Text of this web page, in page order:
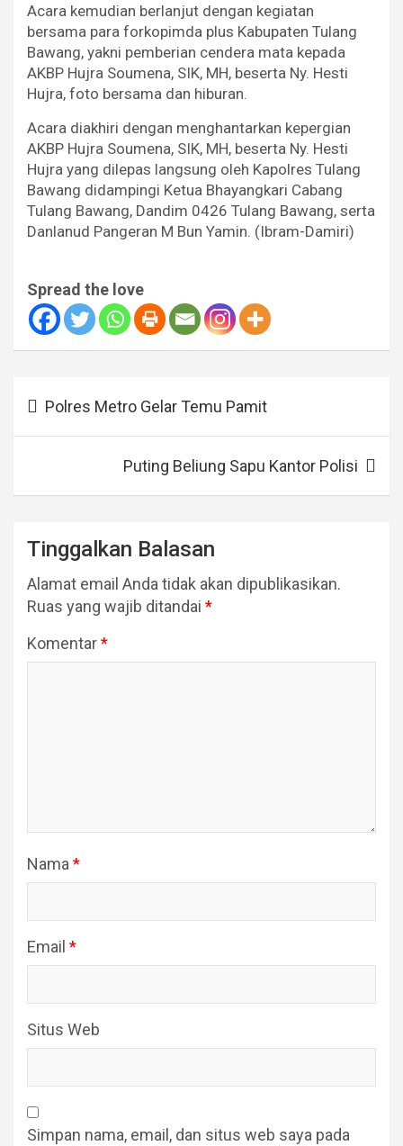
Acara kemudian berlanjut dengan kegiatan
bersama para forkopimda plus Kabupaten Tulang
Bawang, yakni pemberian cendera mata kepada
AKBP Hujra Soumena, SIK, MH, beserta Ny. Hesti
Hujra, foto bersama dan hiburan.
Acara diakhiri dengan menghantarkan kepergian
AKBP Hujra Soumena, SIK, MH, beserta Ny. Hesti
Hujra yang dilepas langsung oleh Kapolres Tulang
Bawang didampingi Ketua Bhayangkari Cabang
Tulang Bawang, Dandim 0426 Tulang Bawang, serta
Danlanud Pangeran M Bun Yamin. (Ibram-Damiri)
Spread the love
posPolres Metro Gelar Temu Pamit
Puting Beliung Sapu Kantor Polisi
Tinggalkan Balasan
Alamat email Anda tidak akan dipublikasikan.
Ruas yang wajib ditandai *
Komentar*
Nama*
Email *
Situs Web
Simpan nama, email, dan situs web saya pada